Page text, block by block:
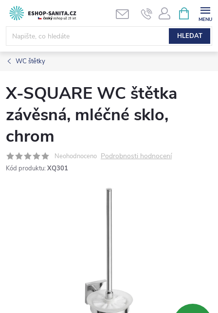
Přejít
obsah
HLEDAT
NÁKUPNÍ
KOŠÍK
WC štětky
X-SQUARE WC štětka
závěsná, mléčné sklo,
chrom
Neohodnoceno Podrobnosti hodnocení
Kód produktu: XQ301